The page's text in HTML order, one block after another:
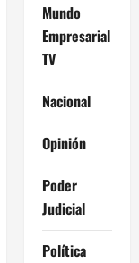
Mundo
Empresarial
TV
Nacional
Opinión
Poder
Judicial
Política